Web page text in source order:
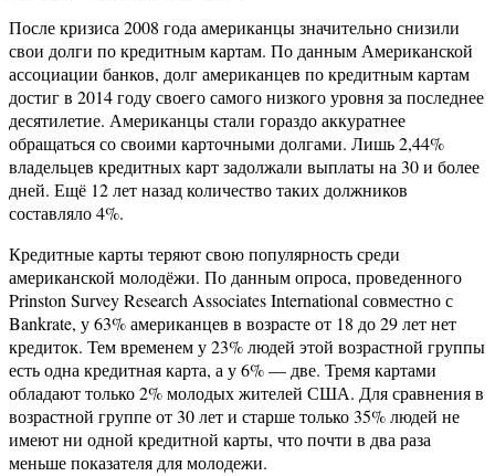
После кризиса 2008 года американцы значительно снизили
свои долги по кредитным картам. По данным Американской
ассоциации банков, долг американцев по кредитным картам
достиг в 2014 году своего самого низкого уровня за последнее
десятилетие. Американцы стали гораздо аккуратнее
обращаться со своими карточными долгами. Лишь 2,44%
владельцев кредитных карт задолжали выплаты на 30 и более
дней. Ещё 12 лет назад количество таких должников
составляло 4%.
Кредитные карты теряют свою популярность среди
американской молодёжи. По данным опроса, проведенного
Prinston Survey Research Associates International совместно с
Bankrate, у 63% американцев в возрасте от 18 до 29 лет нет
кредиток. Тем временем у 23% людей этой возрастной группы
есть одна кредитная карта, а у 6% — две. Тремя картами
обладают только 2% молодых жителей США. Для сравнения в
возрастной группе от 30 лет и старше только 35% людей не
имеют ни одной кредитной карты, что почти в два раза
меньше показателя для молодежи.